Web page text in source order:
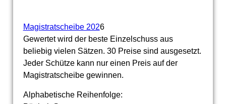
Magistratscheibe 2026
Gewertet wird der beste Einzelschuss aus
beliebig vielen Sätzen. 30 Preise sind ausgesetzt.
Jeder Schütze kann nur einen Preis auf der
Magistratscheibe gewinnen.
Alphabetische Reihenfolge: